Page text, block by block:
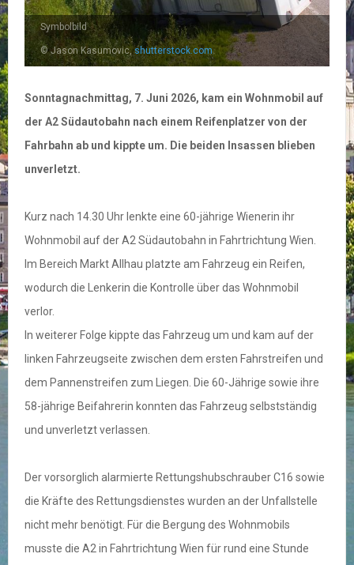
Symbolbild
© Jason Kasumovic,shutterstock.com
Sonntagnachmittag, 7. Juni 2026, kam ein Wohnmobil auf
der A2 Südautobahn nach einem Reifenplatzer von der
Fahrbahn ab und kippte um. Die beiden Insassen blieben
unverletzt.
Kurz nach 14.30 Uhr lenkte eine 60-jährige Wienerin ihr
Wohnmobil auf der A2 Südautobahn in Fahrtrichtung Wien.
Im Bereich Markt Allhau platzte am Fahrzeug ein Reifen,
wodurch die Lenkerin die Kontrolle über das Wohnmobil
verlor.
In weiterer Folge kippte das Fahrzeug um und kam auf der
linken Fahrzeugseite zwischen dem ersten Fahrstreifen und
dem Pannenstreifen zum Liegen. Die 60-Jährige sowie ihre
58-jährige Beifahrerin konnten das Fahrzeug selbstständig
und unverletzt verlassen.
Der vorsorglich alarmierte Rettungshubschrauber C16 sowie
die Kräfte des Rettungsdienstes wurden an der Unfallstelle
nicht mehr benötigt. Für die Bergung des Wohnmobils
musste die A2 in Fahrtrichtung Wien für rund eine Stunde